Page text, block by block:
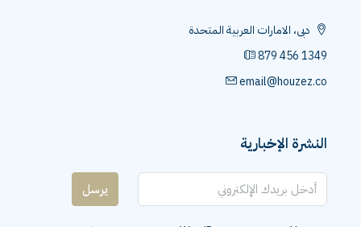
دبى، الامارات العربية المتحدة
879 456 1349
email@houzez.co
النشرة الإخبارية
يرسل